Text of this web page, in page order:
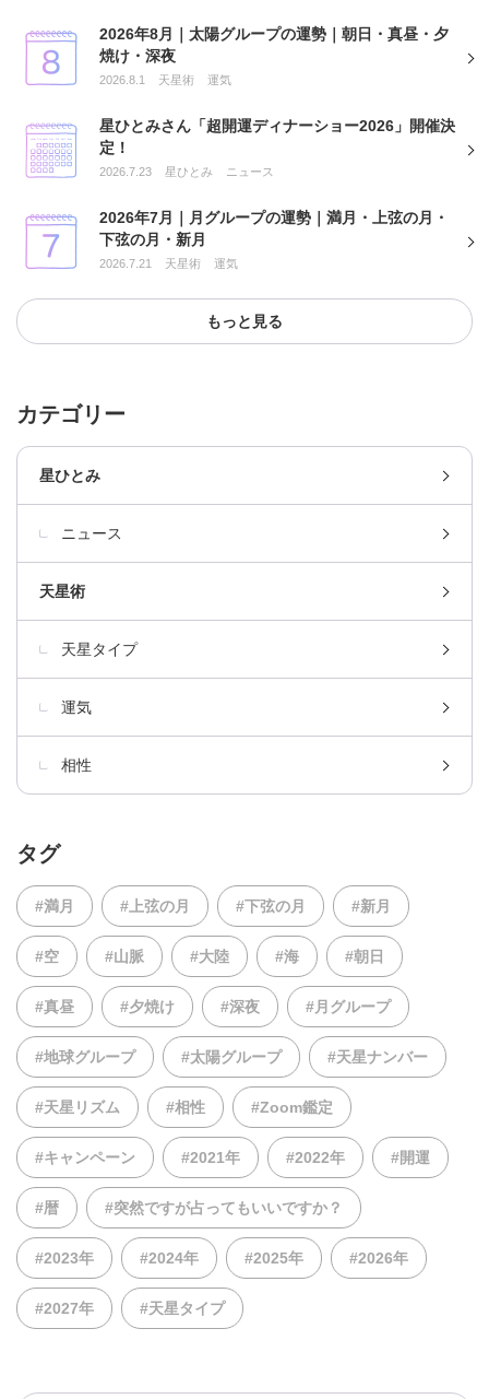
2026年8月｜太陽グループの運勢｜朝日・真昼・夕
焼け・深夜
2026.8.1 天星術 運気
星ひとみさん「超開運ディナーショー2026」開催決
定！
2026.7.23 星ひとみ ニュース
2026年7月｜月グループの運勢｜満月・上弦の月・
下弦の月・新月
2026.7.21 天星術 運気
もっと見る
カテゴリー
星ひとみ
ニュース
天星術
天星タイプ
運気
相性
タグ
#満月 #上弦の月 #下弦の月 #新月
#空 #山脈 #大陸 #海 #朝日
#真昼 #夕焼け #深夜 #月グループ
#地球グループ #太陽グループ #天星ナンバー
#天星リズム #相性 #Zoom鑑定
#キャンペーン #2021年 #2022年 #開運
#暦 #突然ですが占ってもいいですか？
#2023年 #2024年 #2025年 #2026年
#2027年 #天星タイプ